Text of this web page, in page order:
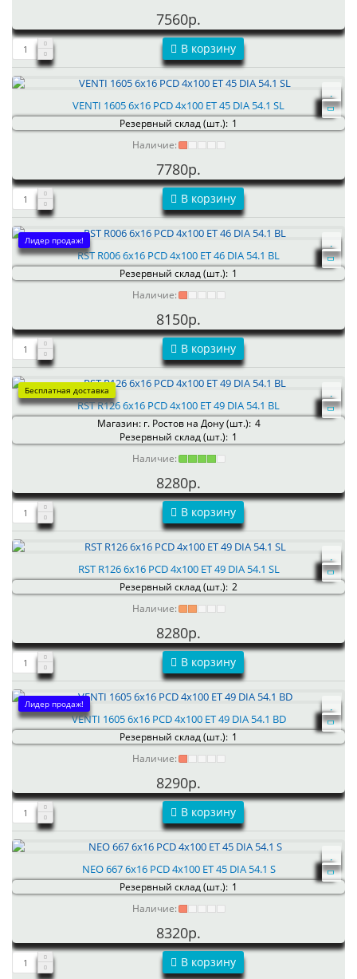
7560р.
В корзину
VENTI 1605 6x16 PCD 4x100 ET 45 DIA 54.1 SL
Резервный склад (шт.): 1
Наличие:
7780р.
В корзину
Лидер продаж!
RST R006 6x16 PCD 4x100 ET 46 DIA 54.1 BL
Резервный склад (шт.): 1
Наличие:
8150р.
В корзину
Бесплатная доставка
RST R126 6x16 PCD 4x100 ET 49 DIA 54.1 BL
Магазин: г. Ростов на Дону (шт.): 4
Резервный склад (шт.): 1
Наличие:
8280р.
В корзину
RST R126 6x16 PCD 4x100 ET 49 DIA 54.1 SL
Резервный склад (шт.): 2
Наличие:
8280р.
В корзину
Лидер продаж!
VENTI 1605 6x16 PCD 4x100 ET 49 DIA 54.1 BD
Резервный склад (шт.): 1
Наличие:
8290р.
В корзину
NEO 667 6x16 PCD 4x100 ET 45 DIA 54.1 S
Резервный склад (шт.): 1
Наличие:
8320р.
В корзину